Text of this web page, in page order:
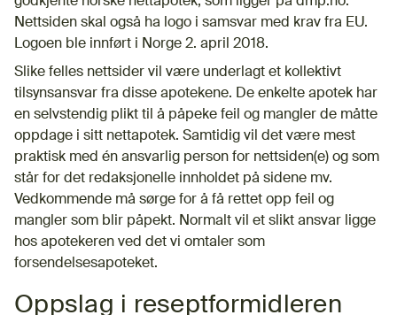
Nettsiden skal også ha logo i samsvar med krav fra EU.
Logoen ble innført i Norge 2. april 2018.
Slike felles nettsider vil være underlagt et kollektivt
tilsynsansvar fra disse apotekene. De enkelte apotek har
en selvstendig plikt til å påpeke feil og mangler de måtte
oppdage i sitt nettapotek. Samtidig vil det være mest
praktisk med én ansvarlig person for nettsiden(e) og som
står for det redaksjonelle innholdet på sidene mv.
Vedkommende må sørge for å få rettet opp feil og
mangler som blir påpekt. Normalt vil et slikt ansvar ligge
hos apotekeren ved det vi omtaler som
forsendelsesapoteket.
Oppslag i reseptformidleren